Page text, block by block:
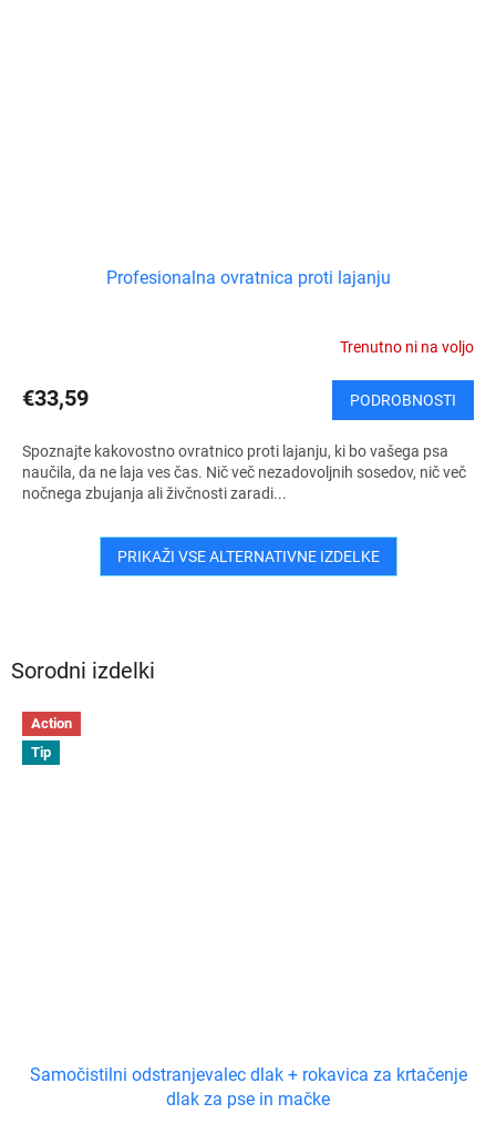
Sorodni izdelki
Action
Tip
Samočistilni odstranjevalec dlak + rokavica za krtačenje
dlak za pse in mačke
Profesionalna ovratnica proti lajanju
Trenutno ni na voljo
€33,59 PODROBNOSTI
Spoznajte kakovostno ovratnico proti lajanju, ki bo vašega psa
naučila, da ne laja ves čas. Nič več nezadovoljnih sosedov, nič več
nočnega zbujanja ali živčnosti zaradi...
PRIKAŽI VSE ALTERNATIVNE IZDELKE